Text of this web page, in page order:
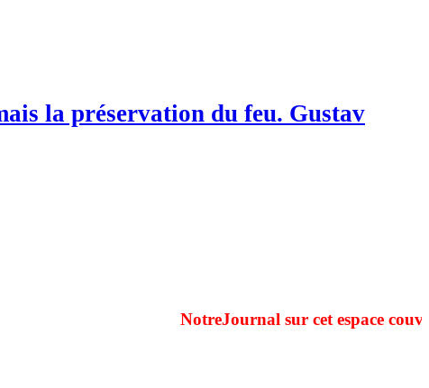
la préservation du feu. Gustav
NotreJournal sur cet espace couvre du 1er